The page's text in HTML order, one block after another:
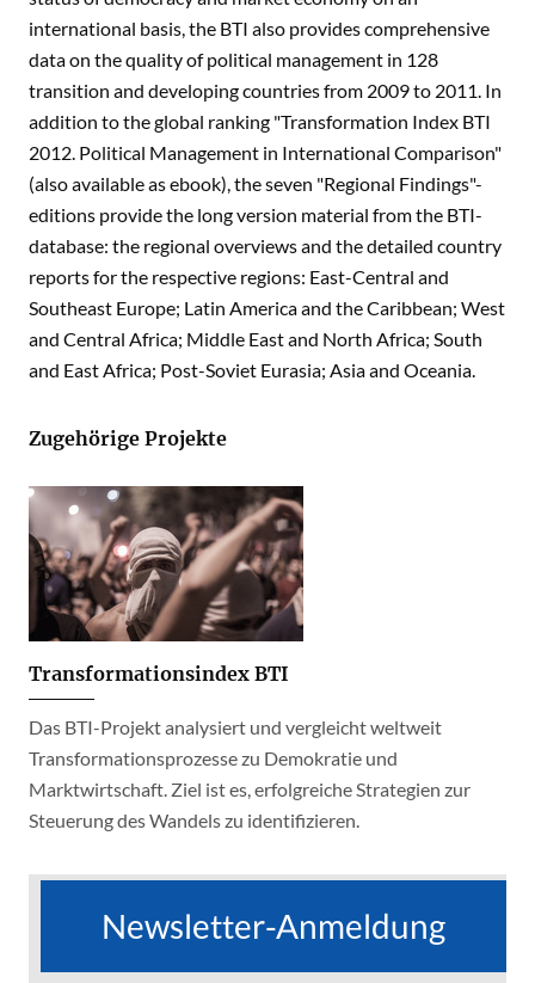
international basis, the BTI also provides comprehensive
data on the quality of political management in 128
transition and developing countries from 2009 to 2011. In
addition to the global ranking "Transformation Index BTI
2012. Political Management in International Comparison"
(also available as ebook), the seven "Regional Findings"-
editions provide the long version material from the BTI-
database: the regional overviews and the detailed country
reports for the respective regions: East-Central and
Southeast Europe; Latin America and the Caribbean; West
and Central Africa; Middle East and North Africa; South
and East Africa; Post-Soviet Eurasia; Asia and Oceania.
Zugehörige Projekte
Transformationsindex BTI
Das BTI-Projekt analysiert und vergleicht weltweit
Transformationsprozesse zu Demokratie und
Marktwirtschaft. Ziel ist es, erfolgreiche Strategien zur
Steuerung des Wandels zu identifizieren.
Newsletter-Anmeldung